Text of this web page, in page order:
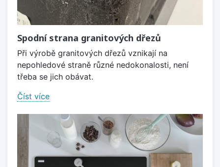
Spodní strana granitových dřezů
Při výrobě granitových dřezů vznikají na
nepohledové straně různé nedokonalosti, není
třeba se jich obávat.
Číst více